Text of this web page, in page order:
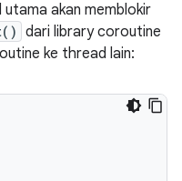
akan memblokir
dari library coroutine
ke thread lain: